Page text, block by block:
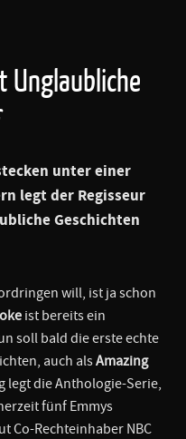
Unglaubliche
unter einer
legt der Regisseur
Geschichten
will, ist ja schon
ist bereits ein
soll bald die erste echte
auch alsAmazing
legt die Anthologie-Serie,
fünf Emmys
Co-Rechteinhaber NBC